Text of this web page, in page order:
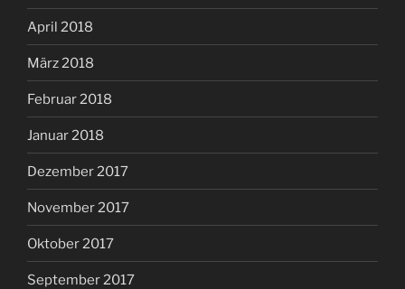
April 2018
März 2018
Februar 2018
Januar 2018
Dezember 2017
November 2017
Oktober 2017
September 2017